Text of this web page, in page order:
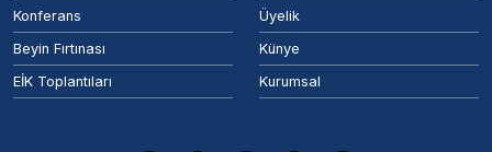
Konferans
Beyin Fırtınası
EİK Toplantıları
Üyelik
Künye
Kurumsal